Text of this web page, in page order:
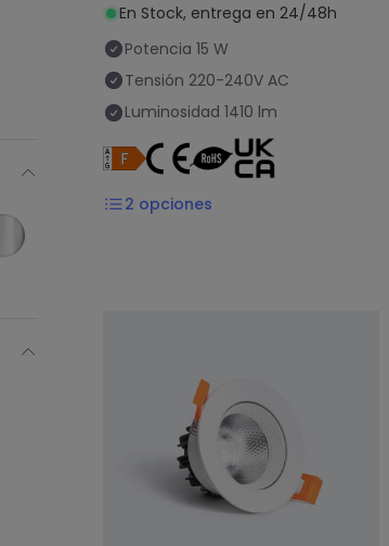
En Stock, entrega en 24/48h
Potencia 15 W
Tensión 220-240V AC
Luminosidad 1410 lm
2 opciones